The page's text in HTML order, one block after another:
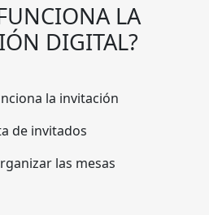
LA
DIGITAL?